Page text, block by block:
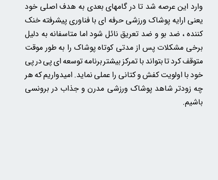
وارد این عرصه شد تا در گامهای بعدی به هدف اصلی خود
یعنی ارایه پوشاک ورزشی حرفه ای با فناوری پیشرفته خنک
کننده ، ضد بو و ضد تعریق نائل شود اما متاسفانه به دلیل
برخی مشکلات پس از مدتی کوتاه پوشاک را به طور موقت
متوقف کرد تا بتواند با تمرکز بیشتر برنامه توسعه ای پی در پی
خود با اولویت کفش و کتانی را عملی نماید. امیدواریم که هر
چه زودتر شاهد پوشاک ورزشی مدرن و جذاب در برونسی
باشیم.